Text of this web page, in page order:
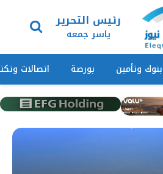
رئيس التحرير
ياسر جمعه
بنوك وتأمين بورصة اتصالات